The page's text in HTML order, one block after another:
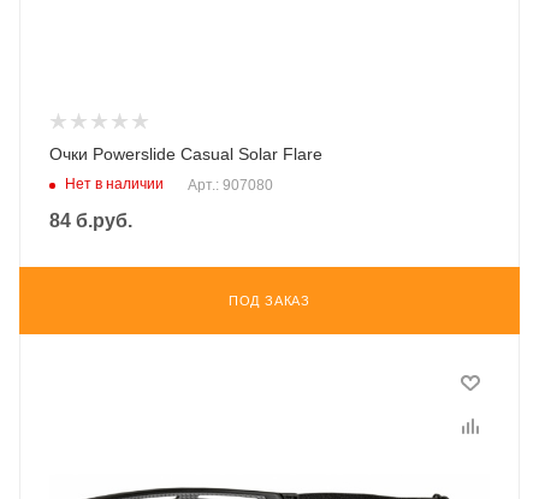
Очки Powerslide Casual Solar Flare
Нет в наличии Арт.: 907080
84 б.руб.
ПОД ЗАКАЗ